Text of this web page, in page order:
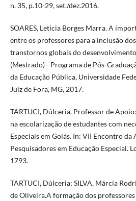
n. 35, p.10-29, set./dez.2016.
SOARES, Leticia Borges Marra. A
entre os professores para a inclusão
transtornos globais do
(Mestrado) - Programa de Pós-
da Educação Pública, Universidade
Juiz de Fora, MG, 2017.
TARTUCI, Dúlceria. Professor de
na escolarização de estudantes com
Especiais em Goiás. In: VII Encontro da
Pesquisadores em Educação Especial.
1793.
TARTUCI, Dúlceria; SILVA, Márcia
de Oliveira.A formação dos